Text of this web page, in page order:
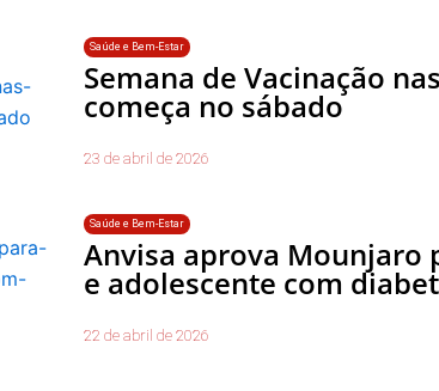
Saúde e Bem-Estar
Semana de Vacinação
começa no sábado
23 de abril de 2026
Saúde e Bem-Estar
Anvisa aprova Mounjaro
e adolescente com
22 de abril de 2026